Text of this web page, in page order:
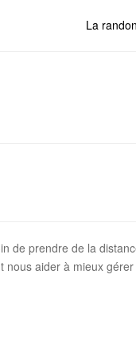
La
de prendre de la
aider à mieux